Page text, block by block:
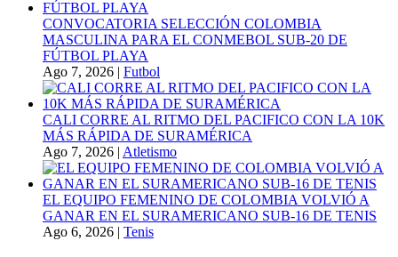
CONVOCATORIA SELECCIÓN COLOMBIA
MASCULINA PARA EL CONMEBOL SUB-20 DE
FÚTBOL PLAYA
Ago 7, 2026 | Futbol
CALI CORRE AL RITMO DEL PACIFICO CON LA 10K
MÁS RÁPIDA DE SURAMÉRICA
Ago 7, 2026 | Atletismo
EL EQUIPO FEMENINO DE COLOMBIA VOLVIÓ A
GANAR EN EL SURAMERICANO SUB-16 DE TENIS
Ago 6, 2026 | Tenis